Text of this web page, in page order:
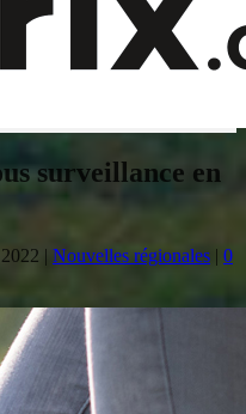
surveillance en
| Nouvelles régionales | 0